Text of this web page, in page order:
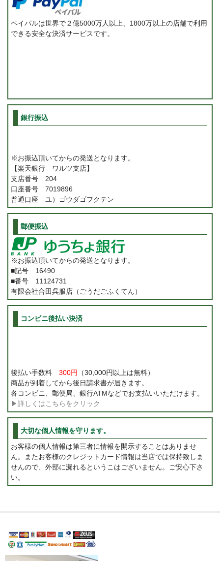
ペイパルは世界で２億5000万人以上、1800万以上の店舗で利用
できる安全な決済サービスです。
銀行振込
※お振込頂いてからの発送となります。
【楽天銀行 ワルツ支店】
支店番号 204
口座番号 7019896
普通口座 ユ）ゴウダゴフクテン
郵便振込
※お振込頂いてからの発送となります。
■記号 16490
■番号 11124731
有限会社合田呉服店（ごうだごふくてん）
コンビニ後払い決済
後払い手数料 300円
（30,000円以上は無料）
商品が到着してから後日請求書が届きます。
各コンビニ、郵便局、銀行ATMなどでお支払いいただけます。
▶詳しくはこちらをクリック
大切な個人情報を守ります。
お客様の個人情報は第三者に情報を開示することはありませ
ん。またお客様のクレジットカード情報は当店では保持致しま
せんので、外部に漏れるというこはございません。ご安心下さ
い。